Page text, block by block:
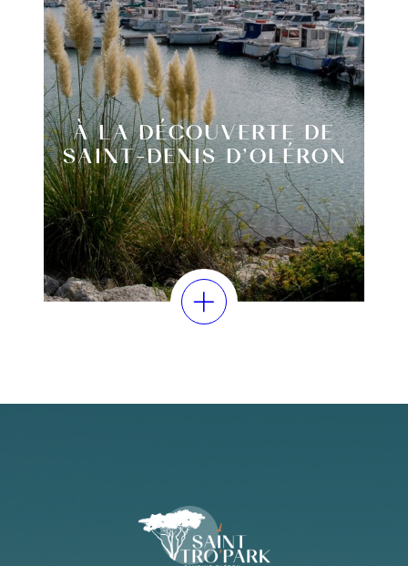
À LA DÉCOUVERTE DE
SAINT-DENIS D’OLÉRON